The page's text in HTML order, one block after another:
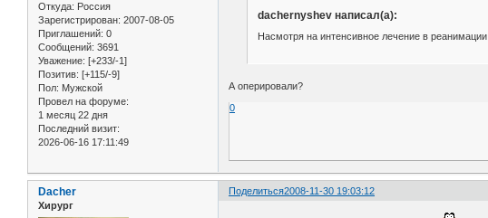
Откуда: Россия
Зарегистрирован: 2007-08-05
Приглашений: 0
Сообщений: 3691
Уважение: [+233/-1]
Позитив: [+115/-9]
Пол: Мужской
Провел на форуме:
1 месяц 22 дня
Последний визит:
2026-06-16 17:11:49
dachernyshev написал(а):
Насмотря на интенсивное лечение в реанимации
А оперировали?
0
Поделиться2008-11-30 19:03:12
Dacher
Хирург